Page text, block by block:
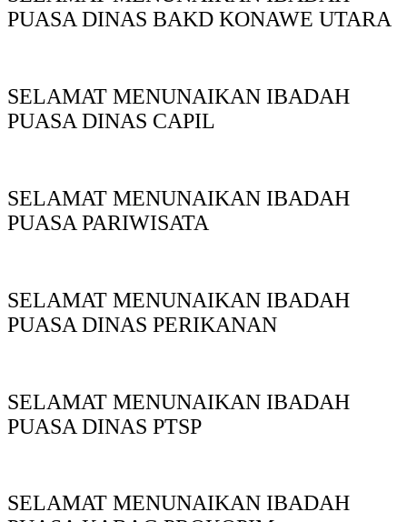
PUASA DINAS BAKD KONAWE UTARA
SELAMAT MENUNAIKAN IBADAH
PUASA DINAS CAPIL
SELAMAT MENUNAIKAN IBADAH
PUASA PARIWISATA
SELAMAT MENUNAIKAN IBADAH
PUASA DINAS PERIKANAN
SELAMAT MENUNAIKAN IBADAH
PUASA DINAS PTSP
SELAMAT MENUNAIKAN IBADAH